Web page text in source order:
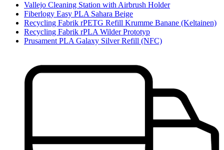
Vallejo Cleaning Station with Airbrush Holder
Fiberlogy Easy PLA Sahara Beige
Recycling Fabrik rPETG Refill Krumme Banane (Keltainen)
Recycling Fabrik rPLA Wilder Prototyp
Prusament PLA Galaxy Silver Refill (NFC)